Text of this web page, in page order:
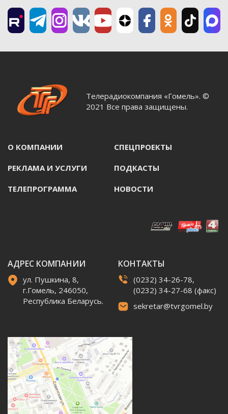
Телерадиокомпания «Гомель». ©
2021 Все права защищены.
О КОМПАНИИ СПЕЦПРОЕКТЫ
РЕКЛАМА И УСЛУГИ ПОДКАСТЫ
ТЕЛЕПРОГРАММА НОВОСТИ
АДРЕС КОМПАНИИ
ул. Пушкина, 8,
г.Гомель, 246050,
Республика Беларусь.
КОНТАКТЫ
(0232) 34-26-78,
(0232) 34-27-68 (факс)
sekretar@tvrgomel.by